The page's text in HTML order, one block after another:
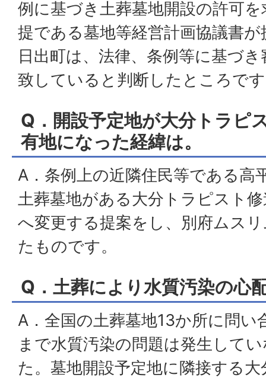
例に基づき土葬墓地開設の許可
提である墓地等経営計画協議書
日出町は、法律、条例等に基づ
致していると判断したところで
Q．開設予定地が大分トラピ
有地になった経緯は。
A．条例上の近隣住民等である高
土葬墓地がある大分トラピスト
へ変更する提案をし、別府ムス
たものです。
Q．土葬により水質汚染の心
A．全国の土葬墓地13か所に問
まで水質汚染の問題は発生して
た。墓地開設予定地に隣接する